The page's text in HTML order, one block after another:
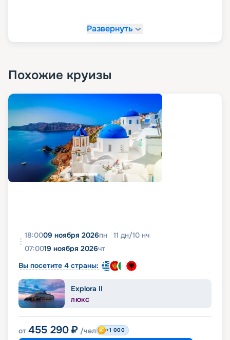
Развернуть
Похожие круизы
18:0009 ноября 2026пн 11 дн/10 нч
07:0019 ноября 2026чт
Вы посетите 4 страны:
Explora II
ЛЮКС
от 455 290 ₽ /чел +1 000